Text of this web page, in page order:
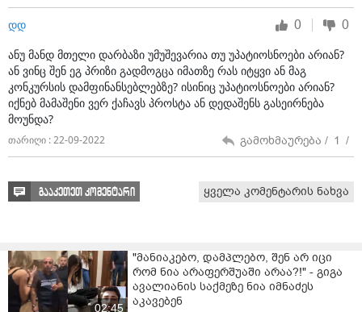
დდ 0 0
ანუ მანდ მთელი დარბაზი უმუშევარია თუ უპატიოსნოები არიან?
ან ვინც შენ ეგ პრიზი გადმოგცა იმათზე რას იტყვი ან მაგ
კონკურსის დამფინანსებლებზე? ისინიც უპატიოსნოები არიან?
იქნებ მამაშენი ვერ ქაჩავს პროსტა ან დედაშენს გასეირნება
მოუნდა?
თარიღი : 22-09-2022 გამოხმაურება / 1 /
გააკეთეთ კომენტარი ყველა კომენტარის ნახვა
02:45
"მანიაკებო, დამპლებო, შენ არ იცი
რომ ნია არაფერშუაში არაა?!" - გიგა
ავალიანის საქმეზე ნია იმნაძეს
აკავებენ